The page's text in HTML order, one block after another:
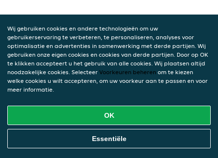
Wij gebruiken cookies en andere technologieën om uw
gebruikerservaring te verbeteren, te personaliseren, analyses voor
optimalisatie en advertenties in samenwerking met derde partijen. Wij
gebruiken onze eigen cookies en cookies van derde partijen. Door op OK
te klikken accepteert u het gebruik van alle cookies. Wij plaatsen altijd
noodzakelijke cookies. Selecteer Voorkeuren beheren om te kiezen
welke cookies u wilt accepteren, om uw voorkeur aan te passen en voor
meer informatie.
OK
Essentiële